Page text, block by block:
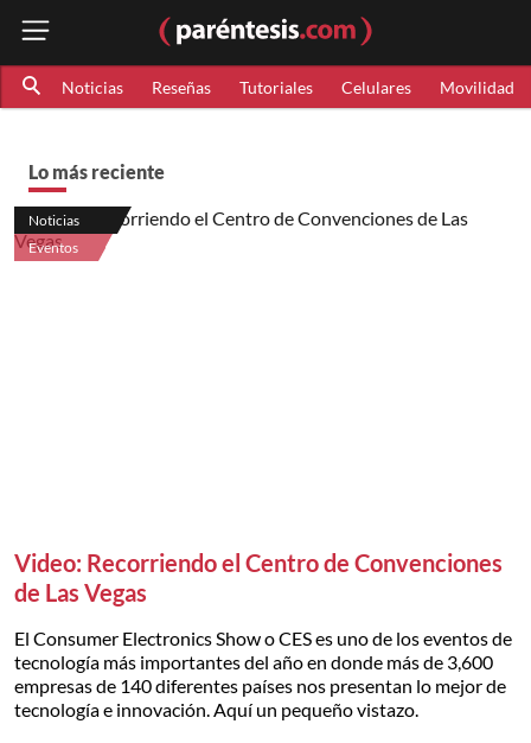
Noticias Reseñas Tutoriales Celulares Movilidad
Lo más reciente
Noticias
Eventos
Video: Recorriendo el Centro de Convenciones
de Las Vegas
El Consumer Electronics Show o CES es uno de los eventos de
tecnología más importantes del año en donde más de 3,600
empresas de 140 diferentes países nos presentan lo mejor de
tecnología e innovación. Aquí un pequeño vistazo.